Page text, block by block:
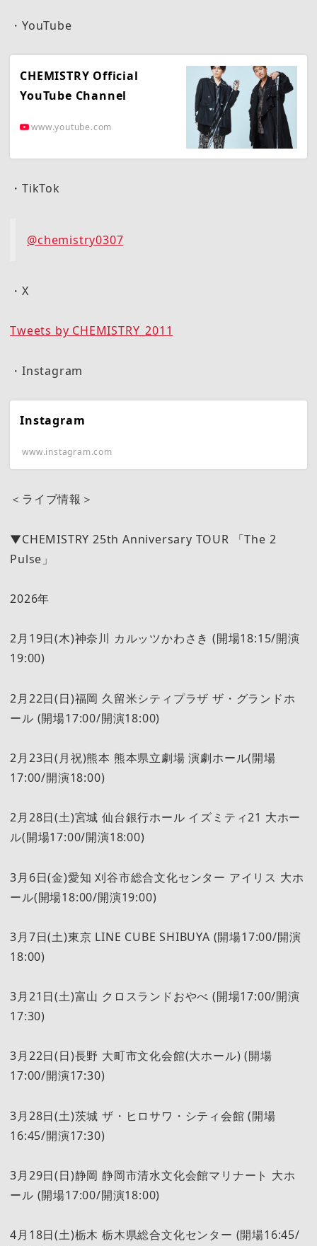
・YouTube
CHEMISTRY Official
YouTube Channel
www.youtube.com
・TikTok
@chemistry0307
・X
Tweets by CHEMISTRY_2011
・Instagram
Instagram
www.instagram.com
＜ライブ情報＞
▼CHEMISTRY 25th Anniversary TOUR 「The 2
Pulse」
2026年
2月19日(木)神奈川 カルッツかわさき (開場18:15/開演
19:00)
2月22日(日)福岡 久留米シティプラザ ザ・グランドホ
ール (開場17:00/開演18:00)
2月23日(月祝)熊本 熊本県立劇場 演劇ホール(開場
17:00/開演18:00)
2月28日(土)宮城 仙台銀行ホール イズミティ21 大ホー
ル(開場17:00/開演18:00)
3月6日(金)愛知 刈谷市総合文化センター アイリス 大ホ
ール(開場18:00/開演19:00)
3月7日(土)東京 LINE CUBE SHIBUYA (開場17:00/開演
18:00)
3月21日(土)富山 クロスランドおやべ (開場17:00/開演
17:30)
3月22日(日)長野 大町市文化会館(大ホール) (開場
17:00/開演17:30)
3月28日(土)茨城 ザ・ヒロサワ・シティ会館 (開場
16:45/開演17:30)
3月29日(日)静岡 静岡市清水文化会館マリナート 大ホ
ール (開場17:00/開演18:00)
4月18日(土)栃木 栃木県総合文化センター (開場16:45/